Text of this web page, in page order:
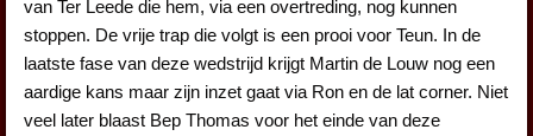
van Ter Leede die hem, via een overtreding, nog kunnen
stoppen. De vrije trap die volgt is een prooi voor Teun. In de
laatste fase van deze wedstrijd krijgt Martin de Louw nog een
aardige kans maar zijn inzet gaat via Ron en de lat corner. Niet
veel later blaast Bep Thomas voor het einde van deze